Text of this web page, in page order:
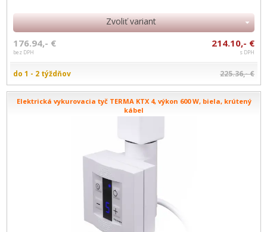
Zvoliť variant
176.94,- €
bez DPH
214.10,- €
s DPH
do 1 - 2 týždňov 225.36,- €
Elektrická vykurovacia tyč TERMA KTX 4, výkon 600 W, biela, krútený
kábel